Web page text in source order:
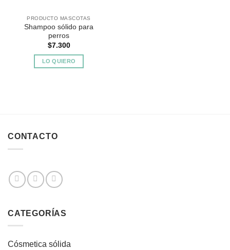
PRODUCTO MASCOTAS
Shampoo sólido para
perros
$7.300
LO QUIERO
CONTACTO
CATEGORÍAS
Cósmetica sólida